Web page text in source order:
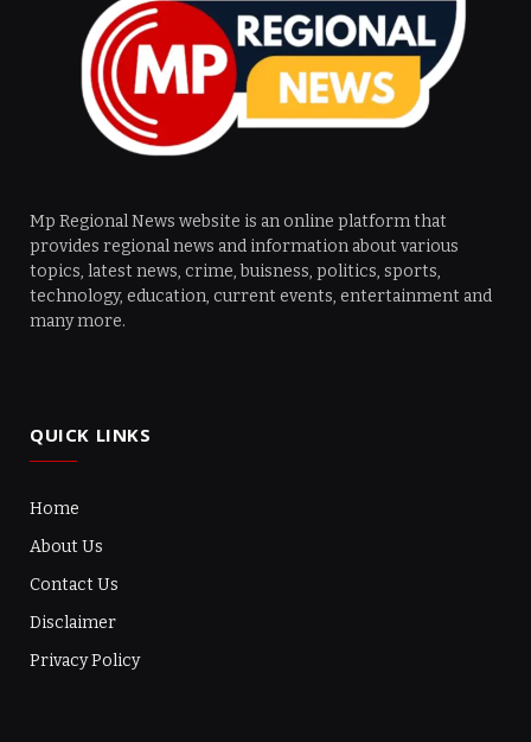
Mp Regional News website is an online platform that
provides regional news and information about various
topics, latest news, crime, buisness, politics, sports,
technology, education, current events, entertainment and
many more.
QUICK LINKS
Home
About Us
Contact Us
Disclaimer
Privacy Policy